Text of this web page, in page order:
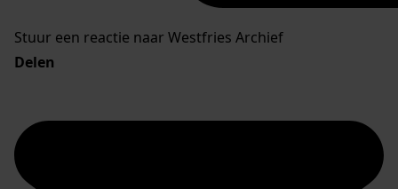
Stuur een reactie naar Westfries Archief
Delen